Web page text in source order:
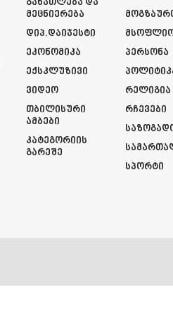
Მეცნიერება
Დიპ.დაიჯესტი
Ეკონომიკა
Ექსკლუზივი
Ვიდეო
Თბილისური
Ამბები
Კატეგორიის
Გარეშე
Პერსონა
Რელიგია
Რჩევები
Სპორტი